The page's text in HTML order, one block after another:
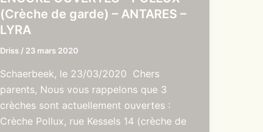
(Crèche de garde) – ANTARES –
LYRA
Driss / 23 mars 2020
Schaerbeek, le 23/03/2020 Chers
parents, Nous vous rappelons que 3
crèches sont actuellement ouvertes :
Crèche Pollux, rue Kessels 14 (crèche de